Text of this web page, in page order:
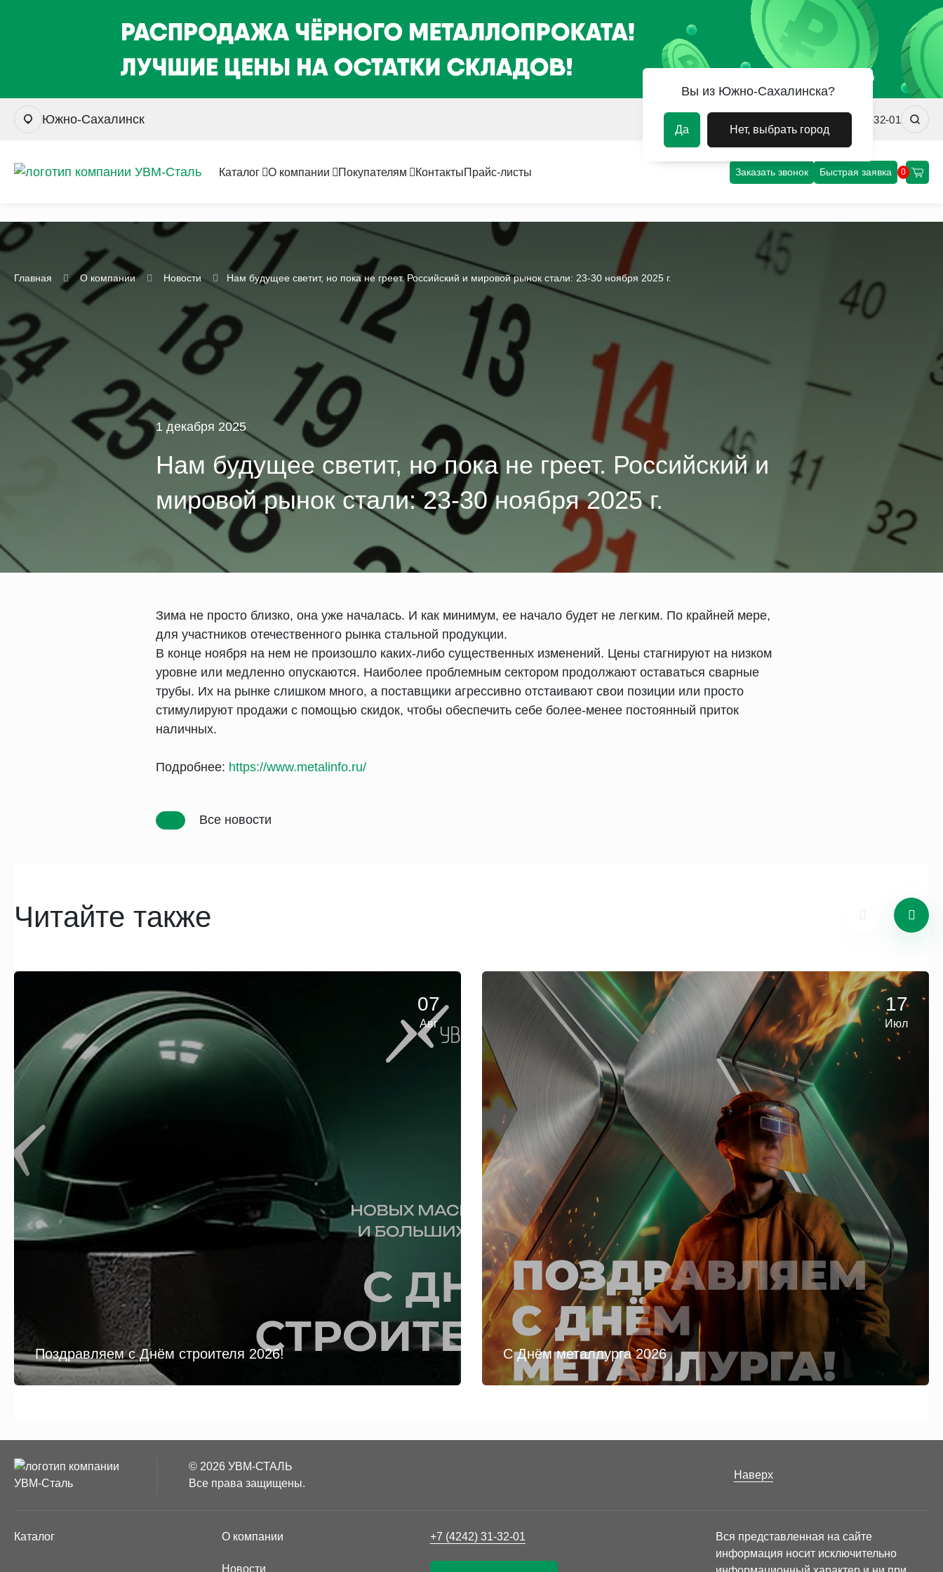
Южно-Сахалинск sakhalin@uvm-steel.ru +7 (4242) 31-32-01
Каталог О компании Покупателям КонтактыПрайс-листы Заказать звонок Быстрая заявка 0
Главная О компании Новости Нам будущее светит, но пока не греет. Российский и мировой рынок стали: 23-30 ноября 2025 г.
1 декабря 2025
Нам будущее светит, но пока не греет. Российский и
мировой рынок стали: 23-30 ноября 2025 г.
Зима не просто близко, она уже началась. И как минимум, ее начало будет не легким. По крайней мере,
для участников отечественного рынка стальной продукции.
В конце ноября на нем не произошло каких-либо существенных изменений. Цены стагнируют на низком
уровне или медленно опускаются. Наиболее проблемным сектором продолжают оставаться сварные
трубы. Их на рынке слишком много, а поставщики агрессивно отстаивают свои позиции или просто
стимулируют продажи с помощью скидок, чтобы обеспечить себе более-менее постоянный приток
наличных.
Подробнее: https://www.metalinfo.ru/
Все новости
Читайте также
07
Авг
Поздравляем с Днём строителя 2026!
17
Июл
С Днём металлурга 2026
© 2026 УВМ-СТАЛЬ
Все права защищены.
Наверх
Каталог О компании
Новости
+7 (4242) 31-32-01
Вся представленная на сайте
информация носит исключительно
Вы из Южно-Сахалинска?
Да Нет, выбрать город